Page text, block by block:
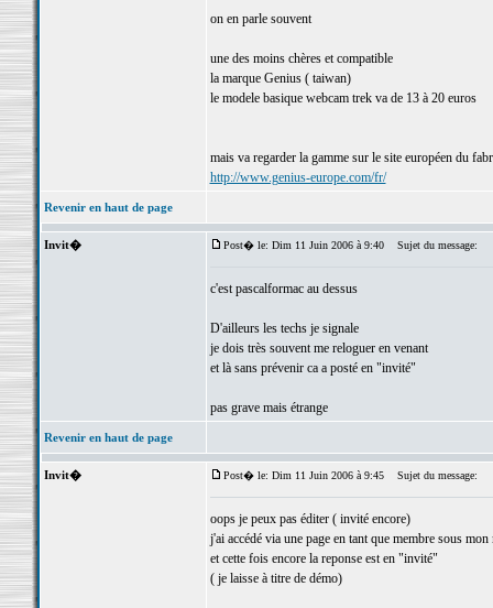
on en parle souvent
une des moins chères et compatible
la marque Genius ( taiwan)
le modele basique webcam trek va de 13 à 20 euros
mais va regarder la gamme sur le site européen du
http://www.genius-europe.com/fr/
Revenir en haut de page
Invit� Post� le: Dim 11 Juin 2006 à 9:40 Sujet du message:
c'est pascalformac au dessus
D'ailleurs les techs je signale
je dois très souvent me reloguer en venant
et là sans prévenir ca a posté en "invité"
pas grave mais étrange
Revenir en haut de page
Invit� Post� le: Dim 11 Juin 2006 à 9:45 Sujet du message:
oops je peux pas éditer ( invité encore)
j'ai accédé via une page en tant que membre sous
et cette fois encore la reponse est en "invité"
( je laisse à titre de démo)